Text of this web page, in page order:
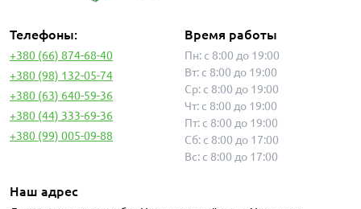
Телефоны:
+380 (66) 874-68-40
+380 (98) 132-05-74
+380 (63) 640-59-36
+380 (44) 333-69-36
+380 (99) 005-09-88
Время работы
Пн: с 8:00 до 19:00
Вт: с 8:00 до 19:00
Ср: с 8:00 до 19:00
Чт: с 8:00 до 19:00
Пт: с 8:00 до 19:00
Сб: с 8:00 до 17:00
Вс: с 8:00 до 17:00
Наш адрес